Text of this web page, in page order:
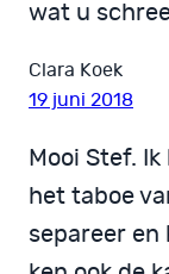
wat u
Clara Koek
19 juni 2018
Mooi Stef.
het taboe
separeer en